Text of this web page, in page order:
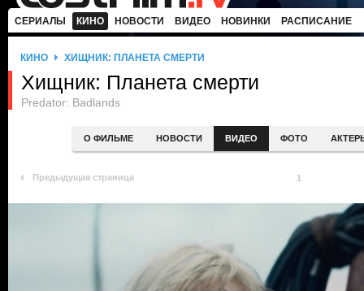
СЕРИАЛЫ КИНО НОВОСТИ ВИДЕО НОВИНКИ РАСПИСАНИЕ
КИНО ХИЩНИК: ПЛАНЕТА СМЕРТИ
Хищник: Планета смерти
Predator: Badlands
О ФИЛЬМЕ НОВОСТИ ВИДЕО ФОТО
Предыдущая страница 1